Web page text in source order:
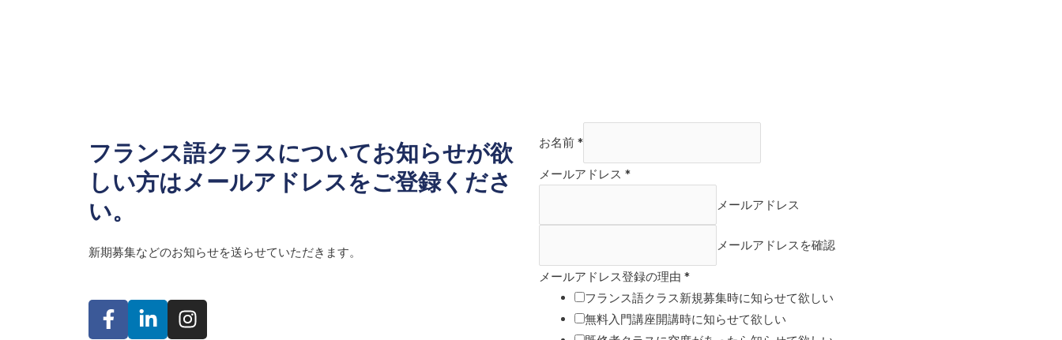
フランス語クラスについてお知らせが欲
しい方はメールアドレスをご登録くださ
い。
新期募集などのお知らせを送らせていただきます。
お名前 *
メールアドレス *
メールアドレス
メールアドレスを確認
メールアドレス登録の理由 *
フランス語クラス新規募集時に知らせて欲しい
無料入門講座開講時に知らせて欲しい